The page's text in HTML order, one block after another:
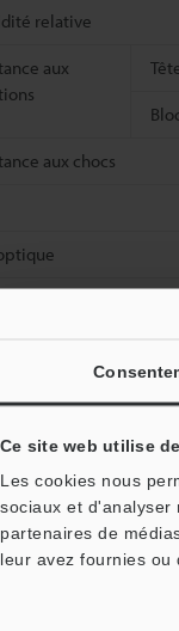
Ce site web utilise
Les cookies nous
sociaux et d'analyser
partenaires de
leur avez fournies ou
relative
aux
aux chocs
constituent une
avec la